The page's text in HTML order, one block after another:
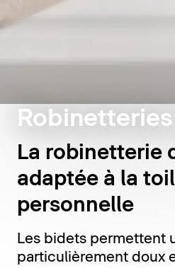
La robinetterie
adaptée à la
personnelle
Les bidets permettent
particulièrement doux